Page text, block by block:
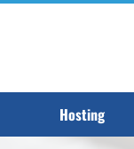
Hosting